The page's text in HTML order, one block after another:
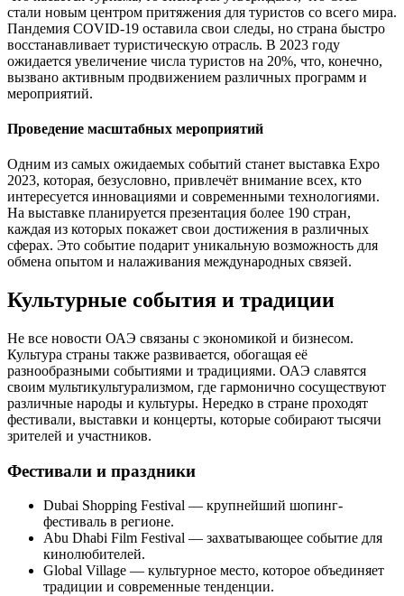
стали новым центром притяжения для туристов со всего мира.
Пандемия COVID-19 оставила свои следы, но страна быстро
восстанавливает туристическую отрасль. В 2023 году
ожидается увеличение числа туристов на 20%, что, конечно,
вызвано активным продвижением различных программ и
мероприятий.
Проведение масштабных мероприятий
Одним из самых ожидаемых событий станет выставка Expo
2023, которая, безусловно, привлечёт внимание всех, кто
интересуется инновациями и современными технологиями.
На выставке планируется презентация более 190 стран,
каждая из которых покажет свои достижения в различных
сферах. Это событие подарит уникальную возможность для
обмена опытом и налаживания международных связей.
Культурные события и традиции
Не все новости ОАЭ связаны с экономикой и бизнесом.
Культура страны также развивается, обогащая её
разнообразными событиями и традициями. ОАЭ славятся
своим мультикультурализмом, где гармонично сосуществуют
различные народы и культуры. Нередко в стране проходят
фестивали, выставки и концерты, которые собирают тысячи
зрителей и участников.
Фестивали и праздники
Dubai Shopping Festival — крупнейший шопинг-
фестиваль в регионе.
Abu Dhabi Film Festival — захватывающее событие для
кинолюбителей.
Global Village — культурное место, которое объединяет
традиции и современные тенденции.